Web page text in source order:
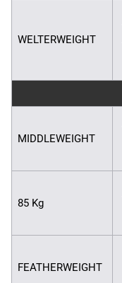
WELTERWEIGHT
MIDDLEWEIGHT
85 Kg
FEATHERWEIGHT